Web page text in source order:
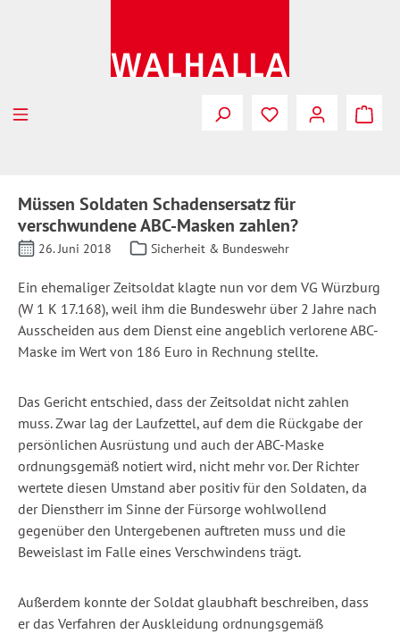
Müssen Soldaten Schadensersatz für
verschwundene ABC-Masken zahlen?
26. Juni 2018 Sicherheit & Bundeswehr
Ein ehemaliger Zeitsoldat klagte nun vor dem VG Würzburg
(W 1 K 17.168), weil ihm die Bundeswehr über 2 Jahre nach
Ausscheiden aus dem Dienst eine angeblich verlorene ABC-
Maske im Wert von 186 Euro in Rechnung stellte.
Das Gericht entschied, dass der Zeitsoldat nicht zahlen
muss. Zwar lag der Laufzettel, auf dem die Rückgabe der
persönlichen Ausrüstung und auch der ABC-Maske
ordnungsgemäß notiert wird, nicht mehr vor. Der Richter
wertete diesen Umstand aber positiv für den Soldaten, da
der Dienstherr im Sinne der Fürsorge wohlwollend
gegenüber den Untergebenen auftreten muss und die
Beweislast im Falle eines Verschwindens trägt.
Außerdem konnte der Soldat glaubhaft beschreiben, dass
er das Verfahren der Auskleidung ordnungsgemäß